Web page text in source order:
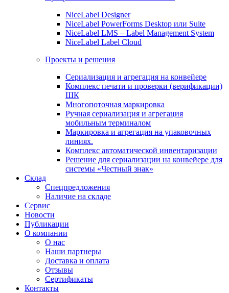
NiceLabel Designer
NiceLabel PowerForms Desktop или Suite
NiceLabel LMS – Label Management System
NiceLabel Label Cloud
Проекты и решения
Сериализация и агрегация на конвейере
Комплекс печати и проверки (верификации)
ШК
Многопоточная маркировка
Ручная сериализация и агрегация
мобильным терминалом
Маркировка и агрегация на упаковочных
линиях.
Комплекс автоматической инвентаризации
Решение для сериализации на конвейере для
системы «Честный знак»
Склад
Спецпредложения
Наличие на складе
Сервис
Новости
Публикации
О компании
О нас
Наши партнеры
Доставка и оплата
Отзывы
Сертификаты
Контакты